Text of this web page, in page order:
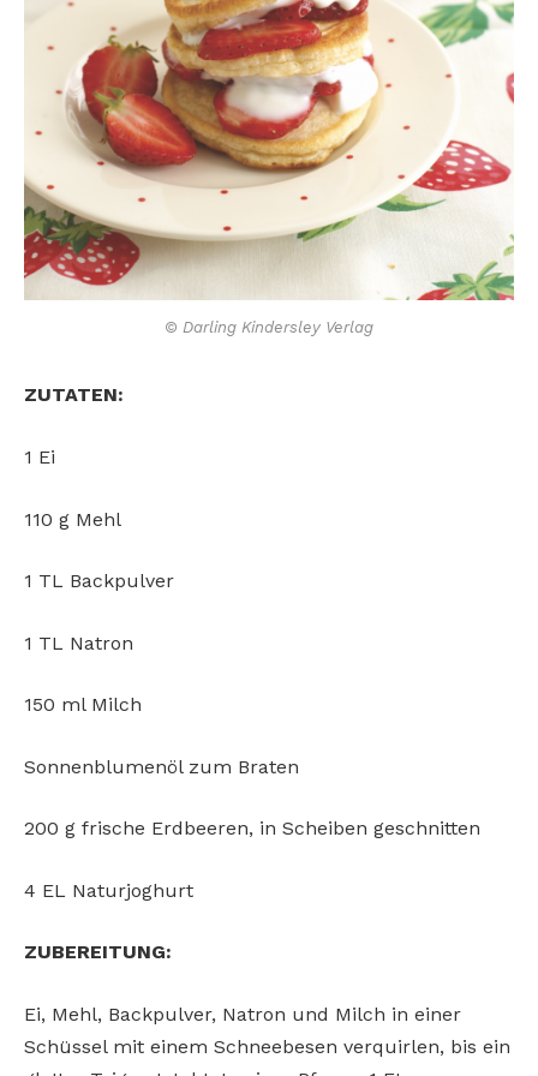
© Darling Kindersley Verlag
ZUTATEN:
1 Ei
110 g Mehl
1 TL Backpulver
1 TL Natron
150 ml Milch
Sonnenblumenöl zum Braten
200 g frische Erdbeeren, in Scheiben geschnitten
4 EL Naturjoghurt
ZUBEREITUNG:
Ei, Mehl, Backpulver, Natron und Milch in einer
Schüssel mit einem Schneebesen verquirlen, bis ein